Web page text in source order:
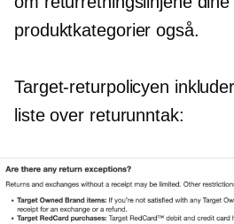
produktkategorier også.
Target-returpolicyen
liste over returunntak: